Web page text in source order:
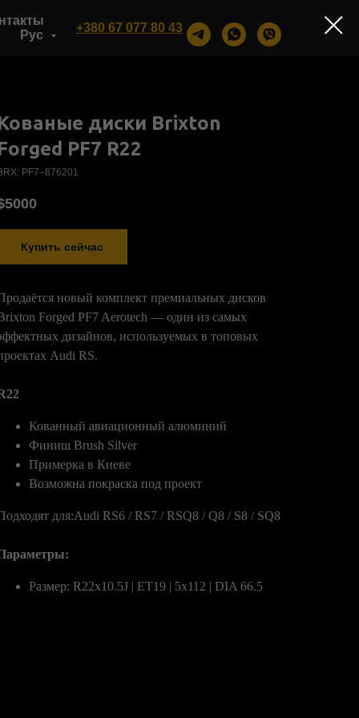
Рус
+380 67 077 80 43
диски Brixton
PF7 R22
PF7–876201
5000
Купить сейчас
новый комплект премиальных дисков
Forged PF7 Aerotech — один из самых
дизайнов, используемых в топовых
Audi RS.
Кованный авиационный алюминий
Финиш Brush Silver
Примерка в Киеве
Возможна покраска под проект
для:Audi RS6 / RS7 / RSQ8 / Q8 / S8 / SQ8
Размер: R22x10.5J | ET19 | 5x112 | DIA 66.5